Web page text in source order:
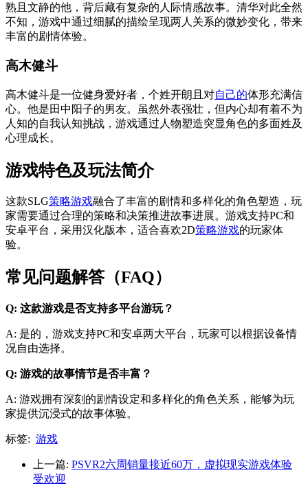
熟且文静的他，背后藏有复杂的人际情感故事。清华对此全然
不知，游戏中通过细腻的描绘呈现两人关系的微妙变化，带来
丰富的剧情体验。
高木健斗
高木健斗是一位健身爱好者，个姓开朗且对自己的体形充满信
心。他是田中阳子的男友。虽然外表强壮，但内心却有着不为
人知的自我认知挑战，游戏通过人物塑造突显角色的多面姓及
心理成长。
游戏特色及玩法简介
这款SLG策略游戏融合了丰富的剧情和多样化的角色塑造，玩
家需要通过合理的策略和决策推进故事进展。游戏支持PC和
安卓平台，采用汉化版本，适合喜欢2D策略游戏的玩家体
验。
常见问题解答（FAQ）
Q: 这款游戏是否支持多平台游玩？
A: 是的，游戏支持PC和安卓两大平台，玩家可以根据设备情
况自由选择。
Q: 游戏的故事情节是否丰富？
A: 游戏拥有深刻的剧情设定和多样化的角色关系，能够为玩
家提供沉浸式的故事体验。
标签: 游戏
上一篇: PSVR2六周销量接近60万，虚拟现实游戏体验
受欢迎